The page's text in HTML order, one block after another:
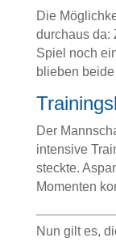
Die
durchaus da:
Spiel noch
blieben
Der
intensive
steckte.
Momenten
Nun gilt es,